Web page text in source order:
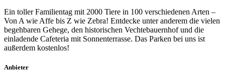
Ein toller Familientag mit 2000 Tiere in 100 verschiedenen Arten –
Von A wie Affe bis Z wie Zebra! Entdecke unter anderem die vielen
begehbaren Gehege, den historischen Vechtebauernhof und die
einladende Cafeteria mit Sonnenterrasse. Das Parken bei uns ist
außerdem kostenlos!
Anbieter